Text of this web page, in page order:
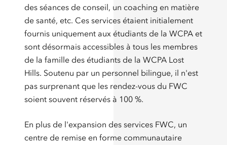
des séances de conseil, un coaching en matière
de santé, etc. Ces services étaient initialement
fournis uniquement aux étudiants de la WCPA et
sont désormais accessibles à tous les membres
de la famille des étudiants de la WCPA Lost
Hills. Soutenu par un personnel bilingue, il n'est
pas surprenant que les rendez-vous du FWC
soient souvent réservés à 100 %.
En plus de l'expansion des services FWC, un
centre de remise en forme communautaire